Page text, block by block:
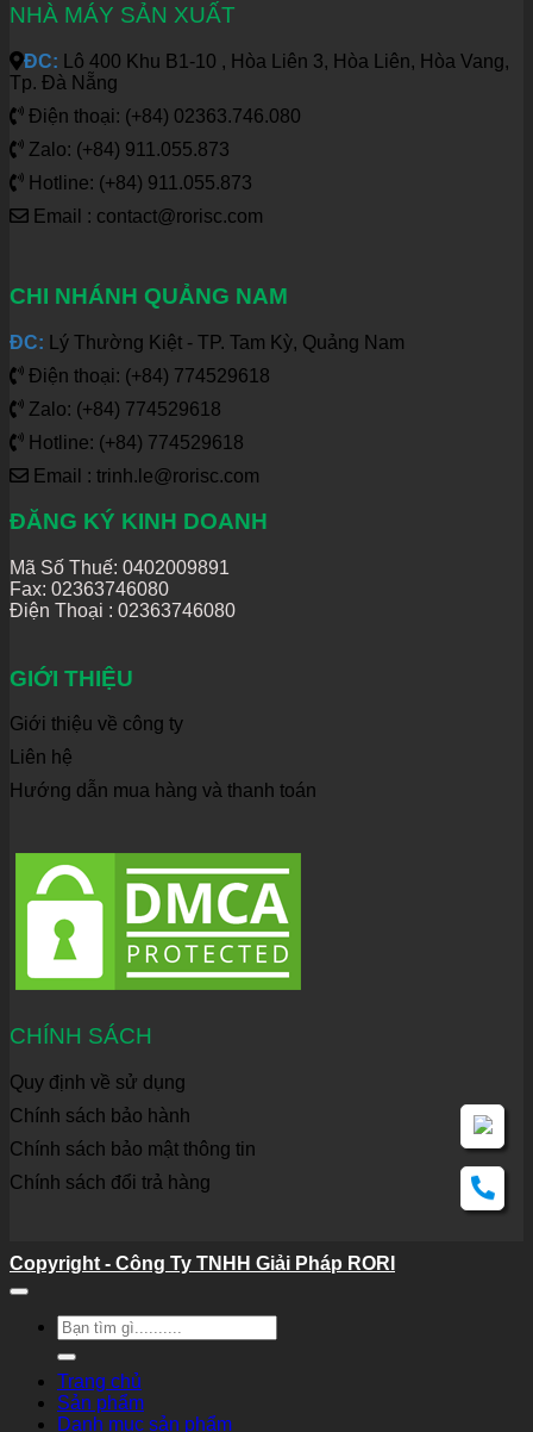
NHÀ MÁY SẢN XUẤT
ĐC: Lô 400 Khu B1-10 , Hòa Liên 3, Hòa Liên, Hòa Vang,
Tp. Đà Nẵng
Điện thoại: (+84) 02363.746.080
Zalo: (+84) 911.055.873
Hotline: (+84) 911.055.873
Email : contact@rorisc.com
CHI NHÁNH QUẢNG NAM
ĐC: Lý Thường Kiệt - TP. Tam Kỳ, Quảng Nam
Điện thoại: (+84) 774529618
Zalo: (+84) 774529618
Hotline: (+84) 774529618
Email : trinh.le@rorisc.com
ĐĂNG KÝ KINH DOANH
Mã Số Thuế: 0402009891
Fax: 02363746080
Điện Thoại : 02363746080
GIỚI THIỆU
Giới thiệu về công ty
Liên hệ
Hướng dẫn mua hàng và thanh toán
CHÍNH SÁCH
Quy định về sử dụng
Chính sách bảo hành
Chính sách bảo mật thông tin
Chính sách đổi trả hàng
Copyright - Công Ty TNHH Giải Pháp RORI
Tìm
kiếm:
Trang chủ
Sản phẩm
Danh mục sản phẩm